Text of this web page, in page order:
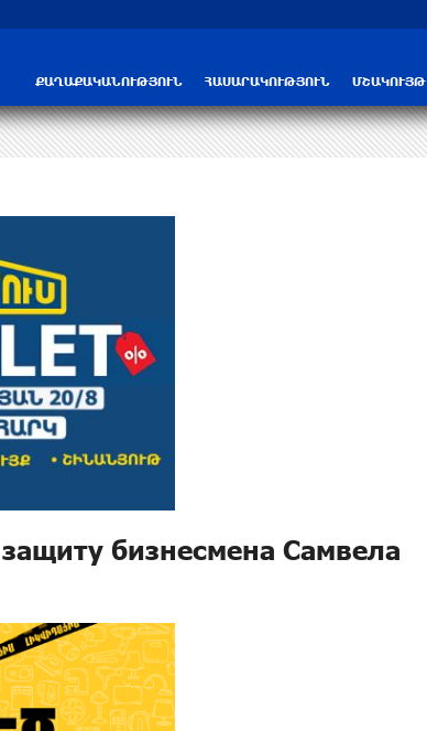
ՔԱՂԱՔԱԿԱՆՈՒԹՅՈՒՆ ՀԱՍԱՐԱԿՈՒԹՅՈՒՆ ՄՇԱԿՈՒՅԹ
бизнесмена Самвела